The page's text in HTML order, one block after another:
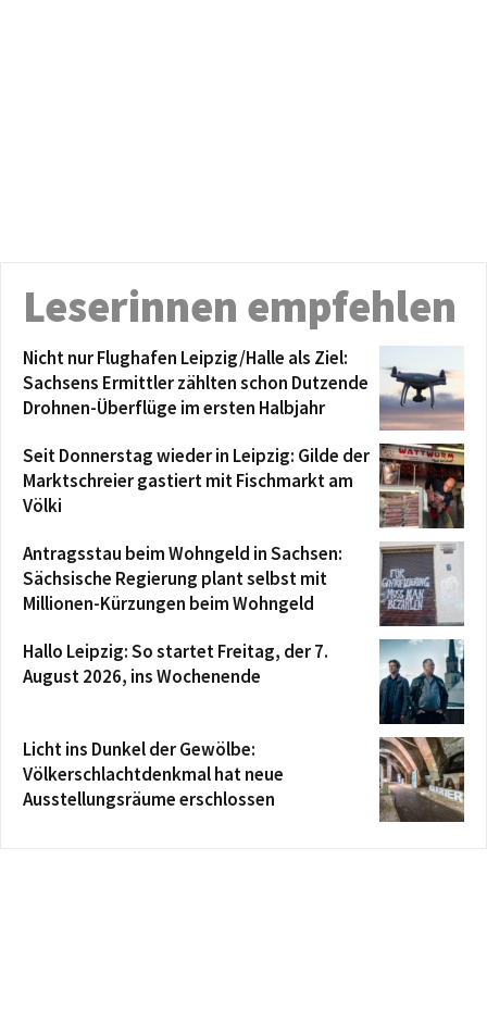
Leserinnen empfehlen
Nicht nur Flughafen Leipzig/Halle als Ziel:
Sachsens Ermittler zählten schon Dutzende
Drohnen-Überflüge im ersten Halbjahr
Seit Donnerstag wieder in Leipzig: Gilde der
Marktschreier gastiert mit Fischmarkt am
Völki
Antragsstau beim Wohngeld in Sachsen:
Sächsische Regierung plant selbst mit
Millionen-Kürzungen beim Wohngeld
Hallo Leipzig: So startet Freitag, der 7.
August 2026, ins Wochenende
Licht ins Dunkel der Gewölbe:
Völkerschlachtdenkmal hat neue
Ausstellungsräume erschlossen